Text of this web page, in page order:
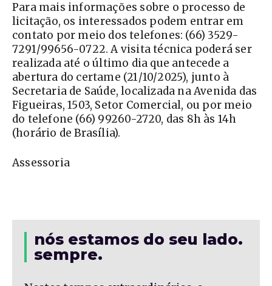
Para mais informações sobre o processo de
licitação, os interessados podem entrar em
contato por meio dos telefones: (66) 3529-
7291/99656-0722. A visita técnica poderá ser
realizada até o último dia que antecede a
abertura do certame (21/10/2025), junto à
Secretaria de Saúde, localizada na Avenida das
Figueiras, 1503, Setor Comercial, ou por meio
do telefone (66) 99260-2720, das 8h às 14h
(horário de Brasília).
Assessoria
nós estamos do seu lado.
sempre.